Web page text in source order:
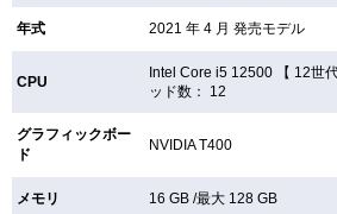
年式 2021 年 4 月 発売モデル
CPU
Intel Core i5 12500 【 12世
ッド数： 12
グラフィックボー
ド
NVIDIA T400
メモリ 16 GB /最大 128 GB